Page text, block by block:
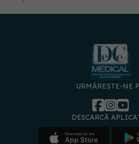
URMĂREȘTE-NE
DESCARCĂ
Politica de
confidențialitate
Cookies